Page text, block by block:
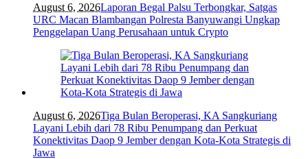
August 6, 2026Laporan Begal Palsu Terbongkar, Satgas
URC Macan Blambangan Polresta Banyuwangi Ungkap
Penggelapan Uang Perusahaan untuk Crypto
August 6, 2026Tiga Bulan Beroperasi, KA Sangkuriang
Layani Lebih dari 78 Ribu Penumpang dan Perkuat
Konektivitas Daop 9 Jember dengan Kota-Kota Strategis di
Jawa